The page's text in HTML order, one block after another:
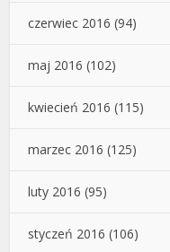
czerwiec 2016 (94)
maj 2016 (102)
kwiecień 2016 (115)
marzec 2016 (125)
luty 2016 (95)
styczeń 2016 (106)